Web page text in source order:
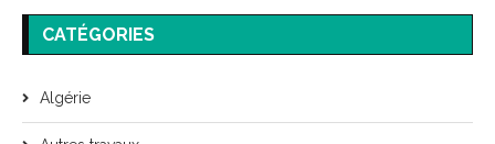
CATÉGORIES
Algérie